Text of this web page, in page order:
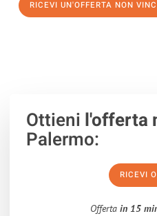
RICEVI UN'OFFERTA NON
Ottieni l'offerta
Palermo:
RICEVI
Offerta in 15